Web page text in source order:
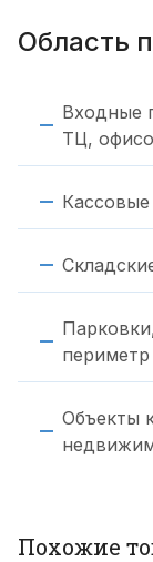
Область
Входные
ТЦ,
периметр
Объекты
Похожие